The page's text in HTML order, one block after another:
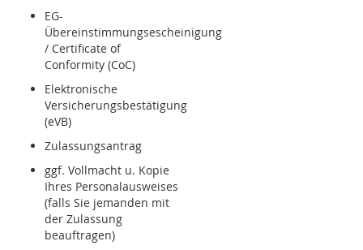
EG-
Übereinstimmungsescheinigung
/ Certificate of
Conformity (CoC)
Elektronische
Versicherungsbestätigung
(eVB)
Zulassungsantrag
ggf. Vollmacht u. Kopie
Ihres Personalausweises
(falls Sie jemanden mit
der Zulassung
beauftragen)